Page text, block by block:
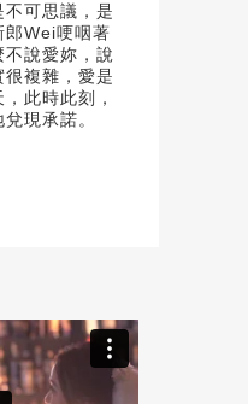
可思議，是
郎Wei哽咽著
說愛妳，說
複雜，愛是
此時此刻，
現承諾。